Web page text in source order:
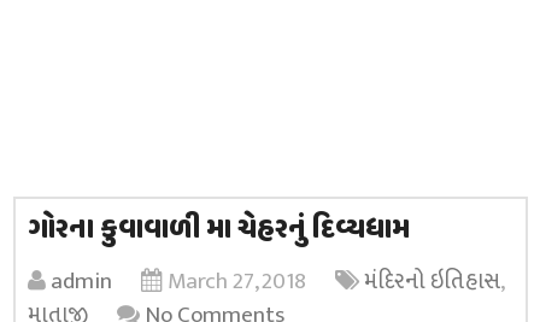
ગોરના કુવાવાળી મા ચેહરનું દિવ્યધામ
admin March 27, 2018 મંદિરનો ઇતિહાસ,